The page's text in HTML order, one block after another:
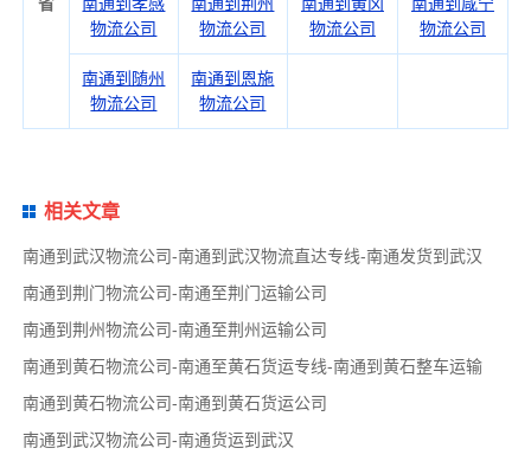
物流公司
物流公司
物流公司
物流公司
南通到随州
物流公司
南通到恩施
物流公司
相关文章
南通到武汉物流公司-南通到武汉物流直达专线-南通发货到武汉
南通到荆门物流公司-南通至荆门运输公司
南通到荆州物流公司-南通至荆州运输公司
南通到黄石物流公司-南通至黄石货运专线-南通到黄石整车运输
南通到黄石物流公司-南通到黄石货运公司
南通到武汉物流公司-南通货运到武汉